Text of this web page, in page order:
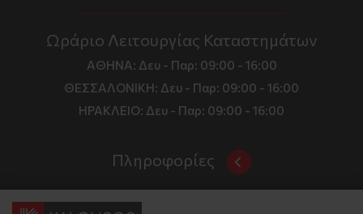
Ωράριο Λειτουργίας Καταστημάτων
ΑΘΗΝΑ: Δευ - Παρ: 09:00 - 16:00
ΘΕΣΣΑΛΟΝΙΚΗ: Δευ - Παρ: 09:00 - 16:00
ΗΡΑΚΛΕΙΟ: Δευ - Παρ: 09:00 - 16:00
Πληροφορίες
Όροι και Προϋποθέσεις
Επικοινωνία